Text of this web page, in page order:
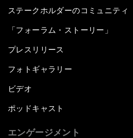
ステークホルダーのコミュニティ
「フォーラム・ストーリー」
プレスリリース
フォトギャラリー
ビデオ
ポッドキャスト
エンゲージメント